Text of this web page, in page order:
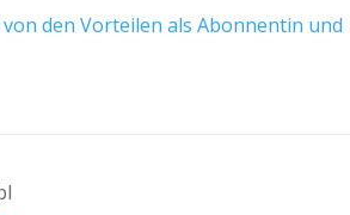
den Vorteilen als Abonnentin und